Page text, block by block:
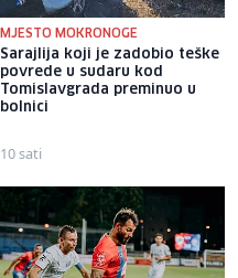
MJESTO MOKRONOGE
Sarajlija koji je zadobio teške
povrede u sudaru kod
Tomislavgrada preminuo u
bolnici
10 sati